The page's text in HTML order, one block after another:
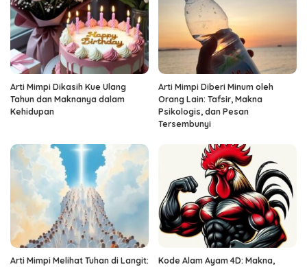
Arti Mimpi Dikasih Kue Ulang
Tahun dan Maknanya dalam
Kehidupan
Arti Mimpi Diberi Minum oleh
Orang Lain: Tafsir, Makna
Psikologis, dan Pesan
Tersembunyi
Arti Mimpi Melihat Tuhan di Langit:
Kode Alam Ayam 4D: Makna,